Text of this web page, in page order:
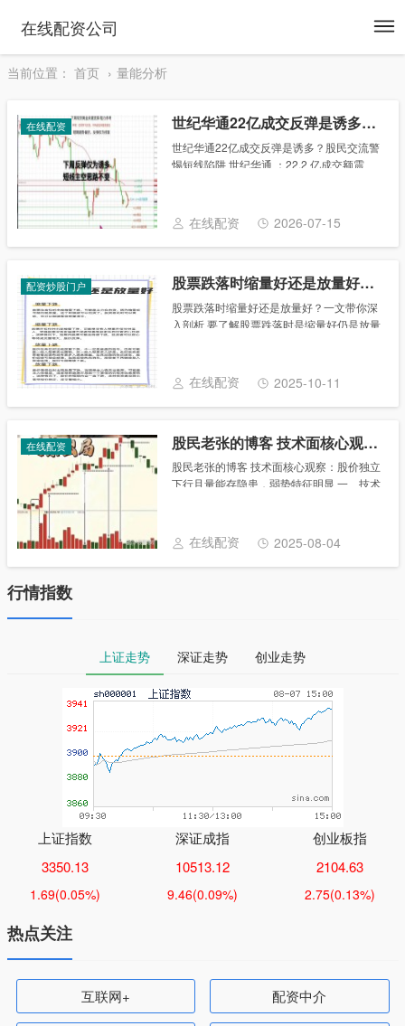
在线配资公司
当前位置： 首页 量能分析
在线配资 世纪华通22亿成交反弹是诱多？股民交流警惕短线陷阱
世纪华通22亿成交反弹是诱多？股民交流警
惕短线陷阱 世纪华通 ：22.2 亿成交额震
块整体走势震荡反复，题材轮动速度较
快......
在线配资 2026-07-15
配资炒股门户 股票跌落时缩量好还是放量好？一文带你深入剖析
股票跌落时缩量好还是放量好？一文带你深
入剖析 要了解股票跌落时是缩量好仍是放量
意股票，成交量小阐明很少人生意股票，资
金不合......
在线配资 2025-10-11
在线配资 股民老张的博客 技术面核心观察：股价独立下行且量能存隐患，弱势特征明显
股民老张的博客 技术面核心观察：股价独立
下行且量能存隐患，弱势特征明显 一、技术
行，成交额7.06亿、换手率2.25% ，跌......
在线配资 2025-08-04
行情指数
上证走势 深证走势 创业走势
上证指数
3350.13
1.69(0.05%)
深证成指
10513.12
9.46(0.09%)
创业板指
2104.63
2.75(0.13%)
热点关注
互联网+ 配资中介